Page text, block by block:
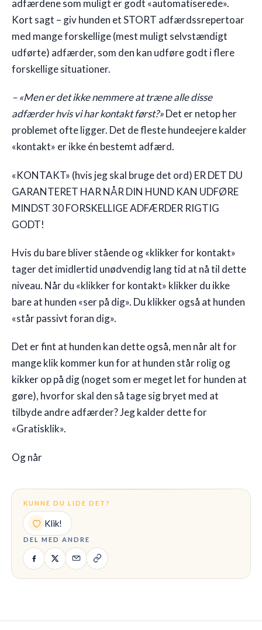
adfærdene som muligt er godt «automatiserede».
Kort sagt – giv hunden et STORT adfærdssrepertoar
med mange forskellige (mest muligt selvstændigt
udførte) adfærder, som den kan udføre godt i flere
forskellige situationer.
– «Men er det ikke nemmere at træne alle disse
adfærder hvis vi har kontakt først?»Det er netop her
problemet ofte ligger. Det de fleste hundeejere kalder
«kontakt» er ikke én bestemt adfærd.
«KONTAKT» (hvis jeg skal bruge det ord) ER DET DU
GARANTERET HAR NÅR DIN HUND KAN UDFØRE
MINDST 30 FORSKELLIGE ADFÆRDER RIGTIG
GODT!
Hvis du bare bliver stående og «klikker for kontakt»
tager det imidlertid unødvendig lang tid at nå til dette
niveau. Når du «klikker for kontakt» klikker du ikke
bare at hunden «ser på dig». Du klikker også at hunden
«står passivt foran dig».
Det er fint at hunden kan dette også, men når alt for
mange klik kommer kun for at hunden står rolig og
kikker op på dig (noget som er meget let for hunden at
gøre), hvorfor skal den så tage sig bryet med at
tilbyde andre adfærder? Jeg kalder dette for
«Gratisklik».
Og når
KUNNE DU LIDE DET?
Klik!
DEL MED ANDRE